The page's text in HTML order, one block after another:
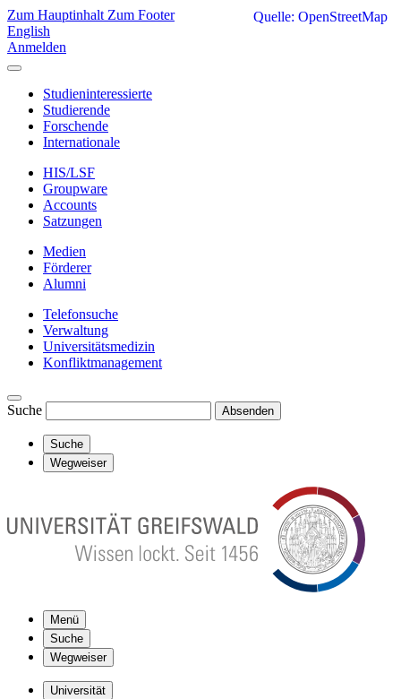
Zum Hauptinhalt Zum Footer
English
Anmelden
Studieninteressierte
Studierende
Forschende
Internationale
HIS/LSF
Groupware
Accounts
Satzungen
Medien
Förderer
Alumni
Telefonsuche
Verwaltung
Universitätsmedizin
Konfliktmanagement
Suche Absenden
Suche
Wegweiser
Menü
Suche
Wegweiser
Universität
Quelle: OpenStreetMap